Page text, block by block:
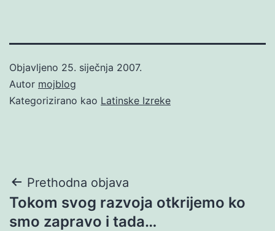
Objavljeno 25. siječnja 2007.
Autor mojblog
Kategorizirano kao Latinske Izreke
Navigacija
objava
Prethodna objava
Tokom svog razvoja otkrijemo ko
smo zapravo i tada…